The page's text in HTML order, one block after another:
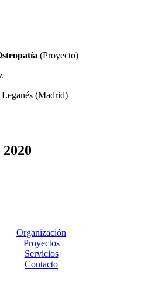
(Proyecto)
(Madrid)
Organización
Proyectos
Servicios
Contacto